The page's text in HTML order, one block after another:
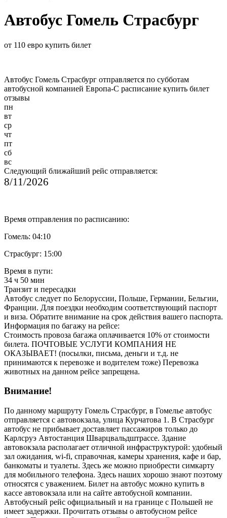
Автобус Гомель Страсбург
от 110 евро купить билет
Автобус Гомель Страсбург отправляется по субботам
автобусной компанией Европа-С расписание купить билет
отзывы
пн
вт
ср
чт
пт
сб
вс
Следующий ближайший рейс отправляется:
8/11/2026
Время отправления по расписанию:
Гомель: 04:10
Страсбург: 15:00
Время в пути:
34 ч 50 мин
Транзит и пересадки
Автобус следует по Белоруссии, Польше, Германии, Бельгии,
Франции. Для поездки необходим соответствующий паспорт
и виза. Обратите внимание на срок действия вашего паспорта.
Информация по багажу на рейсе:
Стоимость провоза багажа оплачивается 10% от стоимости
билета. ПОЧТОВЫЕ УСЛУГИ КОМПАНИЯ НЕ
ОКАЗЫВАЕТ! (посылки, письма, деньги и т.д. не
принимаются к перевозке и водителем тоже) Перевозка
животных на данном рейсе запрещена.
Внимание!
По данному маршруту Гомель Страсбург, в Гомелье автобус
отправляется с автовокзала, улица Курчатова 1. В Страсбург
автобус не прибывает доставляет пассажиров только до
Карлсруэ Автостанция Шварцвальдштрассе. Здание
автовокзала располагает отличной инфраструктурой: удобный
зал ожидания, wi-fi, справочная, камеры хранения, кафе и бар,
банкоматы и туалеты. Здесь же можно приобрести симкарту
для мобильного телефона. Здесь наших хорошо знают поэтому
относятся с уважением. Билет на автобус можно купить в
кассе автовокзала или на сайте автобусной компании.
Автобусный рейс официальный и на границе с Польшей не
имеет задержки. Прочитать отзывы о автобусном рейсе